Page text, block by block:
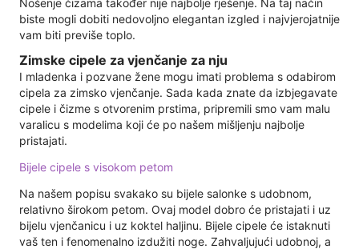
Nošenje čizama također nije najbolje rješenje. Na taj način
biste mogli dobiti nedovoljno elegantan izgled i najvjerojatnije
vam biti previše toplo.
Zimske cipele za vjenčanje za nju
I mladenka i pozvane žene mogu imati problema s odabirom
cipela za zimsko vjenčanje. Sada kada znate da izbjegavate
cipele i čizme s otvorenim prstima, pripremili smo vam malu
varalicu s modelima koji će po našem mišljenju najbolje
pristajati.
Bijele cipele s visokom petom
Na našem popisu svakako su bijele salonke s udobnom,
relativno širokom petom. Ovaj model dobro će pristajati i uz
bijelu vjenčanicu i uz koktel haljinu. Bijele cipele će istaknuti
vaš ten i fenomenalno izdužiti noge. Zahvaljujući udobnoj, a